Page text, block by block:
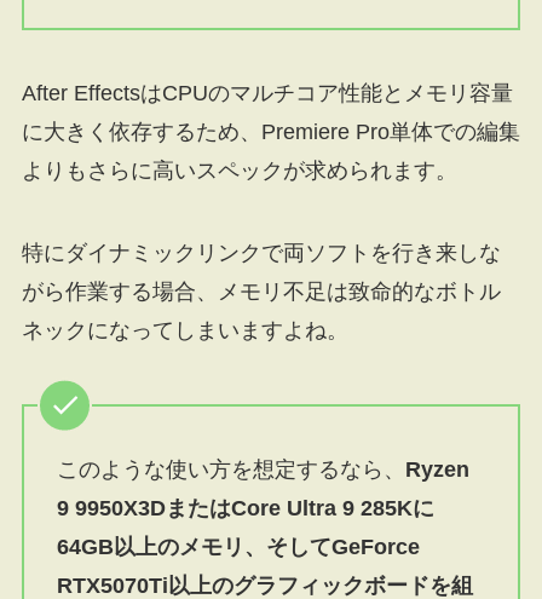
After EffectsはCPUのマルチコア性能とメモリ容量
に大きく依存するため、Premiere Pro単体での編集
よりもさらに高いスペックが求められます。
特にダイナミックリンクで両ソフトを行き来しな
がら作業する場合、メモリ不足は致命的なボトル
ネックになってしまいますよね。
このような使い方を想定するなら、 Ryzen
9 9950X3DまたはCore Ultra 9 285Kに
64GB以上のメモリ、そしてGeForce
RTX5070Ti以上のグラフィックボードを組